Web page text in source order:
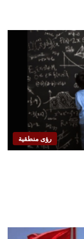
رؤى منطقية